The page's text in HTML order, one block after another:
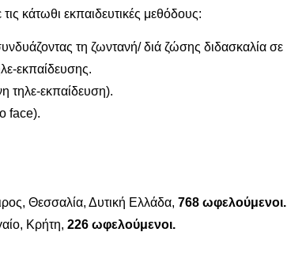
κάτωθι εκπαιδευτικές μεθόδους:
τη ζωντανή/ διά ζώσης διδασκαλία σε
τηλε‐εκπαίδευση).
face).
Θεσσαλία, Δυτική Ελλάδα, 768 ωφελούμενοι.
Κρήτη, 226 ωφελούμενοι.